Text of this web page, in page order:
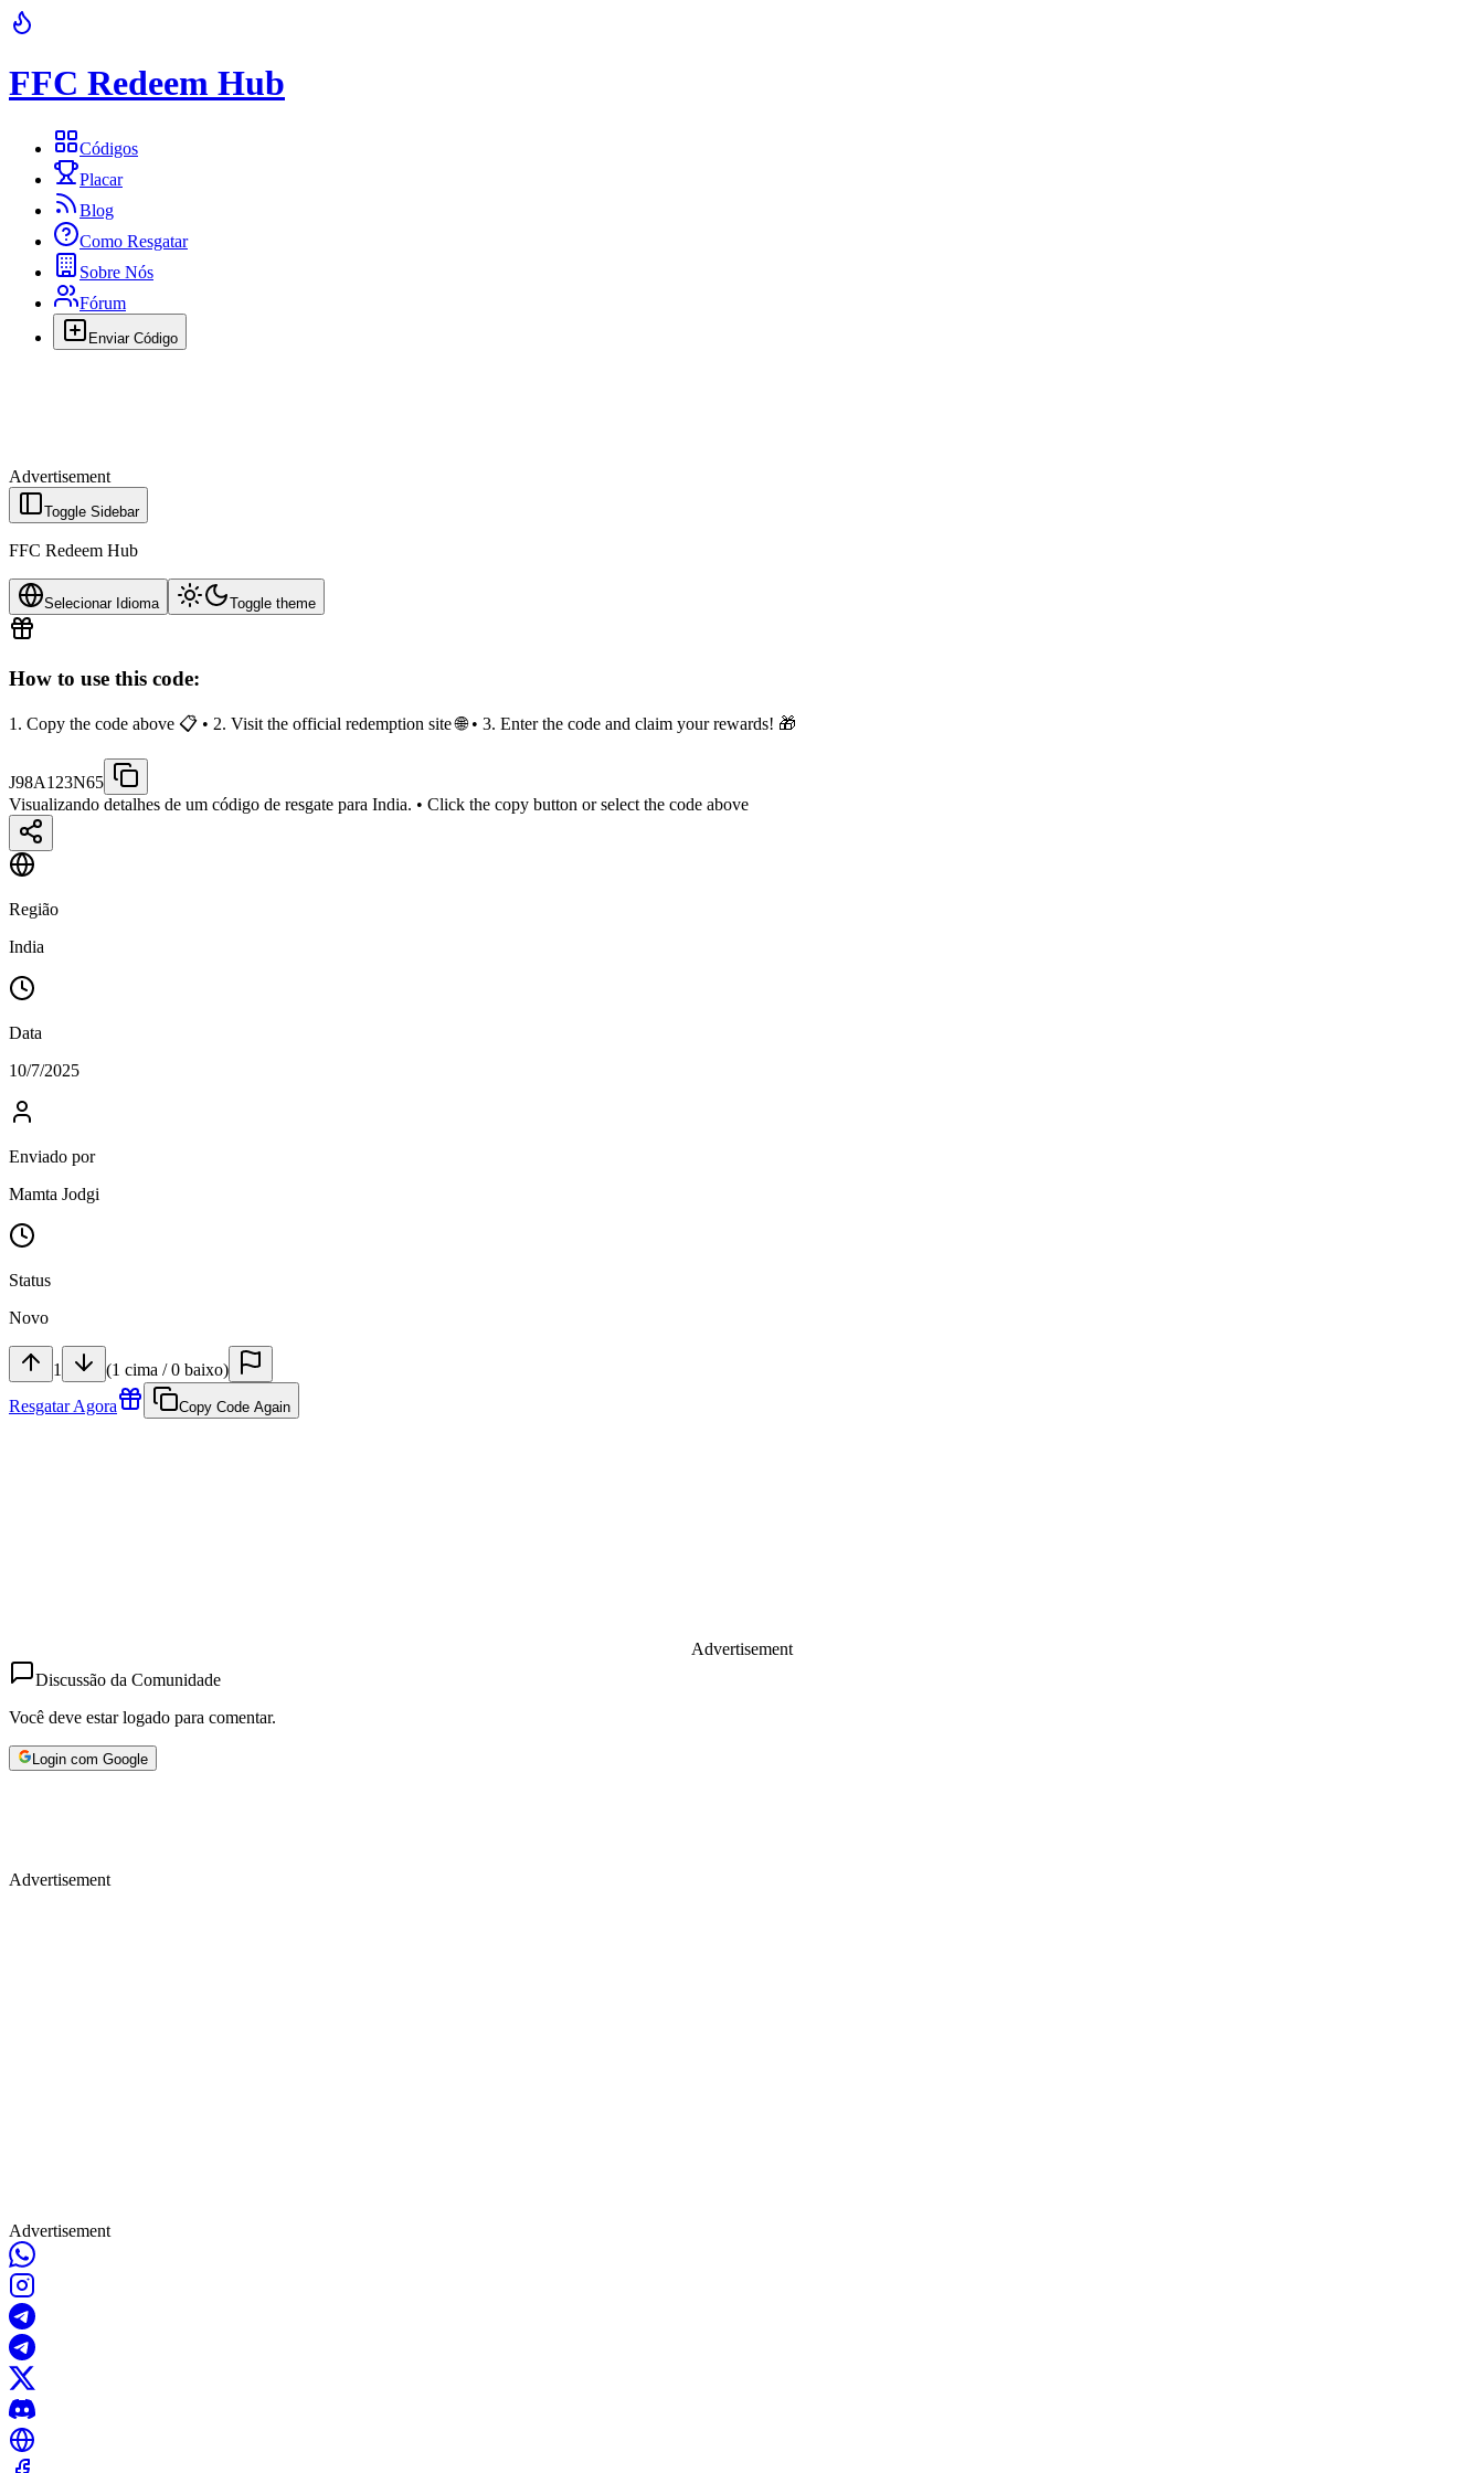
FFC Redeem Hub
Códigos
Placar
Blog
Como Resgatar
Sobre Nós
Fórum
Enviar Código
Advertisement
Toggle Sidebar
FFC Redeem Hub
Selecionar Idioma Toggle theme
How to use this code:
1. Copy the code above 📋 • 2. Visit the official redemption site 🌐 • 3. Enter the code and claim your rewards! 🎁
J98A123N65
Visualizando detalhes de um código de resgate para India. • Click the copy button or select the code above
Região
India
Data
10/7/2025
Enviado por
Mamta Jodgi
Status
Novo
1 (1 cima /0 baixo)
Resgatar Agora
Copy Code Again
Advertisement
Discussão da Comunidade
Você deve estar logado para comentar.
Login com Google
Advertisement
Advertisement